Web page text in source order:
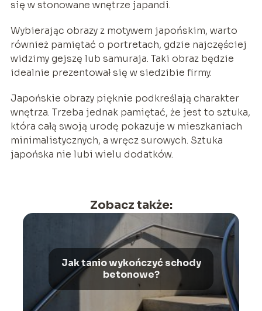
się w stonowane wnętrze japandi.
Wybierając obrazy z motywem japońskim, warto
również pamiętać o portretach, gdzie najczęściej
widzimy gejszę lub samuraja. Taki obraz będzie
idealnie prezentował się w siedzibie firmy.
Japońskie obrazy pięknie podkreślają charakter
wnętrza. Trzeba jednak pamiętać, że jest to sztuka,
która całą swoją urodę pokazuje w mieszkaniach
minimalistycznych, a wręcz surowych. Sztuka
japońska nie lubi wielu dodatków.
Zobacz także:
Jak tanio wykończyć schody
betonowe?